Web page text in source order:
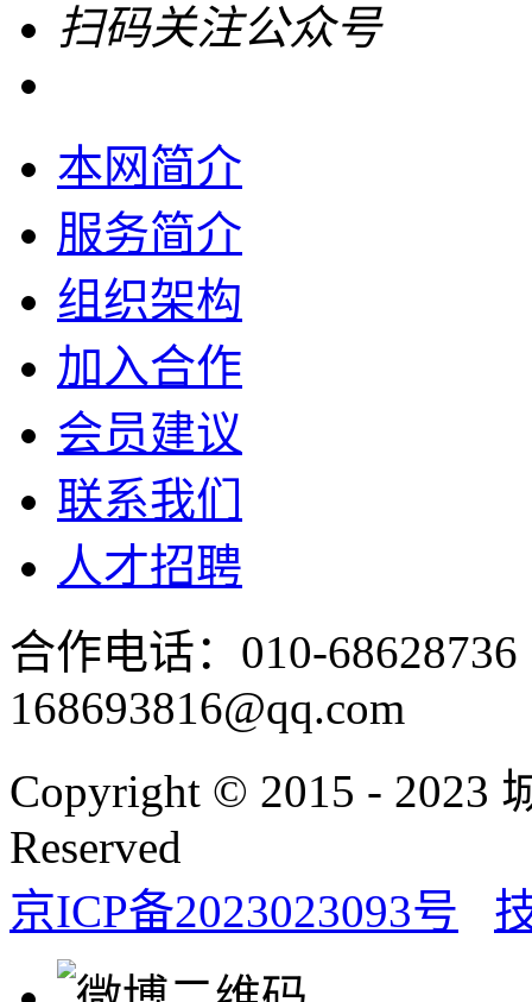
扫码关注公众号
本网简介
服务简介
组织架构
加入合作
会员建议
联系我们
人才招聘
合作电话：010-
168693816@qq.com
Copyright © 2015 - 2023
Reserved
京ICP备2023023093号